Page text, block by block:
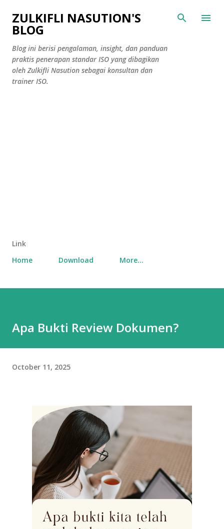
Skip to main content
ZULKIFLI NASUTION'S
BLOG
Blog ini berisi pengalaman, insight, dan panduan
praktis penerapan standar ISO yang dibagikan
oleh Zulkifli Nasution sebagai konsultan dan
trainer ISO.
Link
Home
Download More…
Apa Bukti Review Dokumen?
October 11, 2025